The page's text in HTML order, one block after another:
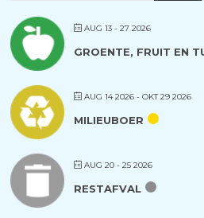
AUG 13 - 27 2026
GROENTE, FRUIT EN
AUG 14 2026- OKT 29 2026
MILIEUBOER
AUG 20 - 25 2026
RESTAFVAL